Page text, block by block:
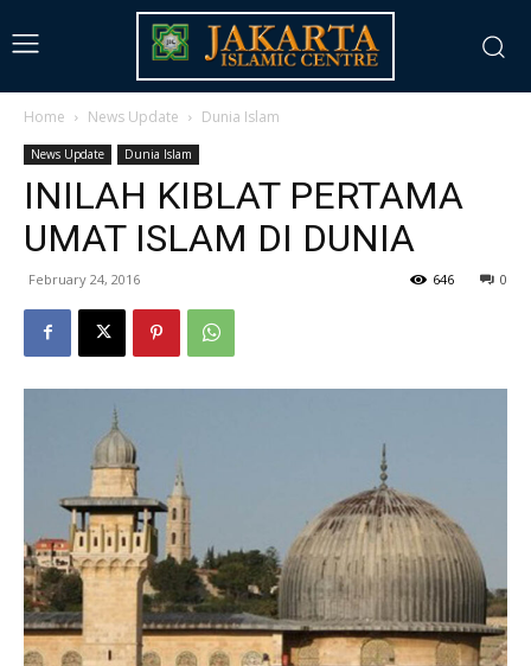
Home News Update Dunia Islam
News Update Dunia Islam
INILAH KIBLAT PERTAMA
UMAT ISLAM DI DUNIA
February 24, 2016 0
646